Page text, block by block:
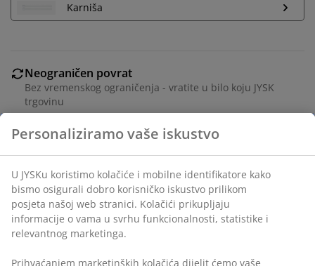
Karniša
Neograničen povrat
Bez vremenskog ograničenja - vratite u bilo koju JYSK
trgovinu
Jamstvo cijene unutar 30 dana za sve proizvode
Fleksibilne opcije dostave
Brza i jednostavna dostava po vašem izboru
Poliesterska vlakna. S kanalom i trakom za zavjese.
1x140x300 cm